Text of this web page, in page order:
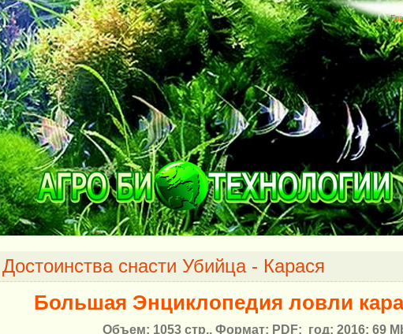
Достоинства снасти Убийца - Карася
Большая Энциклопедия ловли
Объем: 1053 стр., Формат: PDF; год: 2016; 69